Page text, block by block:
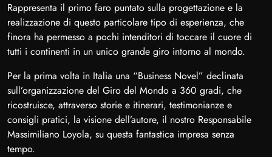
Rappresenta il primo faro puntato sulla progettazione e la
realizzazione di questo particolare tipo di esperienza, che
finora ha permesso a pochi intenditori di toccare il cuore di
tutti i continenti in un unico grande giro intorno al mondo.
Per la prima volta in Italia una “Business Novel” declinata
sull’organizzazione del Giro del Mondo a 360 gradi, che
ricostruisce, attraverso storie e itinerari, testimonianze e
consigli pratici, la visione dell’autore, il nostro Responsabile
Massimiliano Loyola, su questa fantastica impresa senza
tempo.